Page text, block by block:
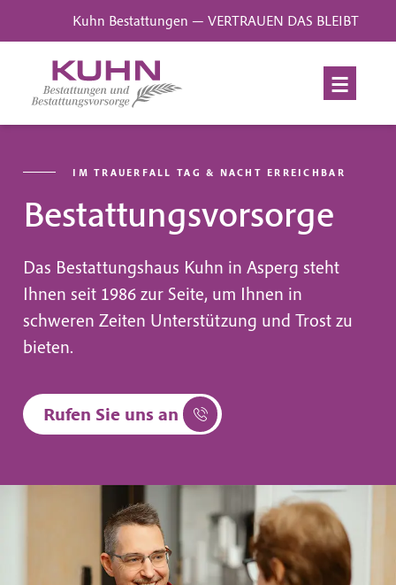
Kuhn Bestattungen — VERTRAUEN DAS BLEIBT
IM TRAUERFALL TAG & NACHT ERREICHBAR
Bestattungsvorsorge
Das Bestattungshaus Kuhn in Asperg steht
Ihnen seit 1986 zur Seite, um Ihnen in
schweren Zeiten Unterstützung und Trost zu
bieten.
Rufen Sie uns an